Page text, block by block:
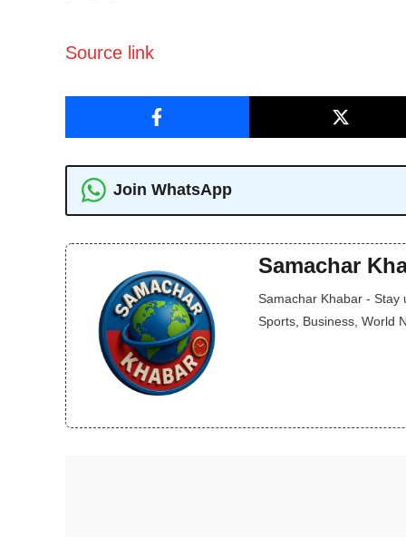
Source link
Join WhatsApp
Samachar
Samachar Khabar - Stay
Sports, Business, World